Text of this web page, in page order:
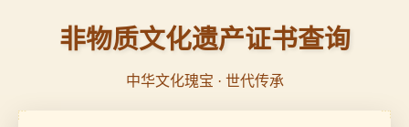
非物质文化遗产证书查询
中华文化瑰宝 · 世代传承